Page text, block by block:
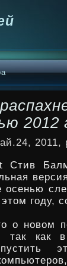
2012
2011,
Стив
осенью
году,
о новом
как в